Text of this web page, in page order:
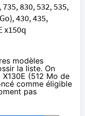
830, 532, 535,
430, 435,
x150q
modèles
la liste. On
(512 Mo de
comme éligible
pas